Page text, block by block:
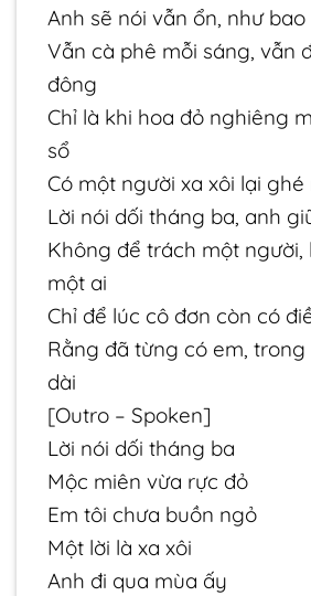
Anh sẽ nói vẫn ổn, như
Vẫn cà phê mỗi sáng, vẫn
đông
Chỉ là khi hoa đỏ nghiêng
sổ
Có một người xa xôi lại
Lời nói dối tháng ba, anh
Không để trách một người,
một ai
Chỉ để lúc cô đơn còn có
Rằng đã từng có em,
dài
[Outro – Spoken]
Lời nói dối tháng ba
Mộc miên vừa rực đỏ
Em tôi chưa buồn ngỏ
Một lời là xa xôi
Anh đi qua mùa ấy